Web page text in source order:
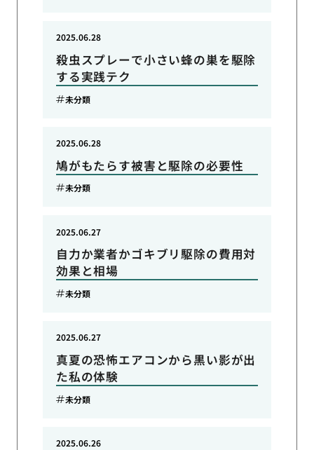
殺虫スプレーで小さい蜂の巣を駆除
する実践テク
2025.06.28
未分類
鳩がもたらす被害と駆除の必要性
2025.06.28
未分類
自力か業者かゴキブリ駆除の費用対
効果と相場
2025.06.27
未分類
真夏の恐怖エアコンから黒い影が出
た私の体験
2025.06.27
未分類
2025.06.26